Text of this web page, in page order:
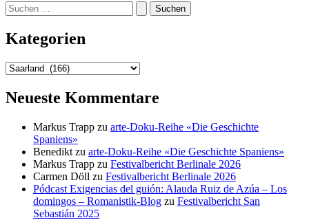
Suchen
nach:
Kategorien
Kategorien
Neueste Kommentare
Markus Trapp zu arte-Doku-Reihe «Die Geschichte
Spaniens»
Benedikt zu arte-Doku-Reihe «Die Geschichte Spaniens»
Markus Trapp zu Festivalbericht Berlinale 2026
Carmen Döll zu Festivalbericht Berlinale 2026
Pódcast Exigencias del guión: Alauda Ruiz de Azúa – Los
domingos – Romanistik-Blog zu Festivalbericht San
Sebastián 2025